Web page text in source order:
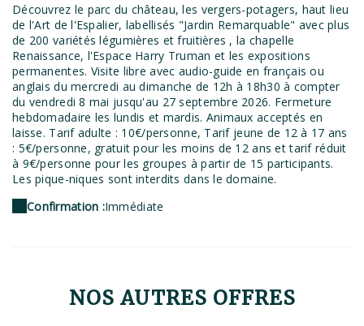
Découvrez le parc du château, les vergers-potagers, haut lieu
de l'Art de l'Espalier, labellisés "Jardin Remarquable" avec plus
de 200 variétés légumières et fruitières , la chapelle
Renaissance, l'Espace Harry Truman et les expositions
permanentes. Visite libre avec audio-guide en français ou
anglais du mercredi au dimanche de 12h à 18h30 à compter
du vendredi 8 mai jusqu'au 27 septembre 2026. Fermeture
hebdomadaire les lundis et mardis. Animaux acceptés en
laisse. Tarif adulte : 10€/personne, Tarif jeune de 12 à 17 ans
: 5€/personne, gratuit pour les moins de 12 ans et tarif réduit
à 9€/personne pour les groupes à partir de 15 participants.
Les pique-niques sont interdits dans le domaine.
Confirmation :Immédiate
NOS AUTRES OFFRES